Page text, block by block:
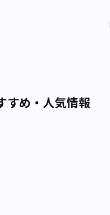
すめ・人気情報